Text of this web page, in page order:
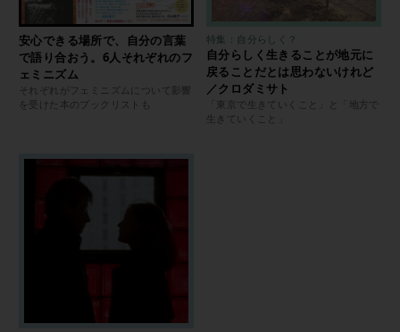
安心できる場所で、自分の言葉
で語り合おう。6人それぞれのフ
ェミニズム
それぞれがフェミニズムについて影響
を受けた本のブックリストも
特集：自分らしく？
自分らしく生きることが地元に
戻ることだとは思わないけれど
／クロダミサト
「東京で生きていくこと」と「地方で
生きていくこと」